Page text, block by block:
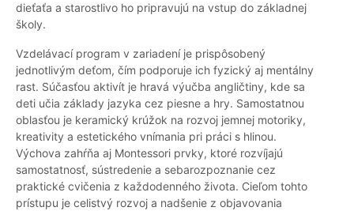
dieťaťa a starostlivo ho pripravujú na vstup do základnej
školy.
Vzdelávací program v zariadení je prispôsobený
jednotlivým deťom, čím podporuje ich fyzický aj mentálny
rast. Súčasťou aktivít je hravá výučba angličtiny, kde sa
deti učia základy jazyka cez piesne a hry. Samostatnou
oblasťou je keramický krúžok na rozvoj jemnej motoriky,
kreativity a estetického vnímania pri práci s hlinou.
Výchova zahŕňa aj Montessori prvky, ktoré rozvíjajú
samostatnosť, sústredenie a sebarozpoznanie cez
praktické cvičenia z každodenného života. Cieľom tohto
prístupu je celistvý rozvoj a nadšenie z objavovania